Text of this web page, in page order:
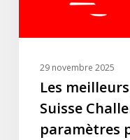
2025/26
29 novembre 2025
Les
Suisse
paramètres